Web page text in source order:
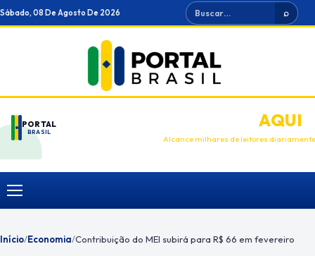
Ir
para
Sábado, 08 De Agosto De 2026 Buscar ⌕
PORTAL
BRASIL
ANUNCIEAQUI
Alcance milhares de leitores diariamente
Menu
Início/Economia/Contribuição do MEI subirá para R$ 66 em fevereiro